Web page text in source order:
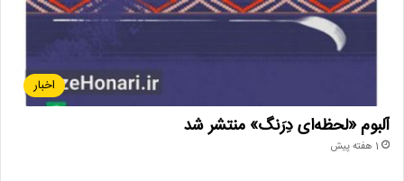
اخبار
آلبوم «لحظه‌ای دِرَنگ» منتشر شد
1 هفته پیش